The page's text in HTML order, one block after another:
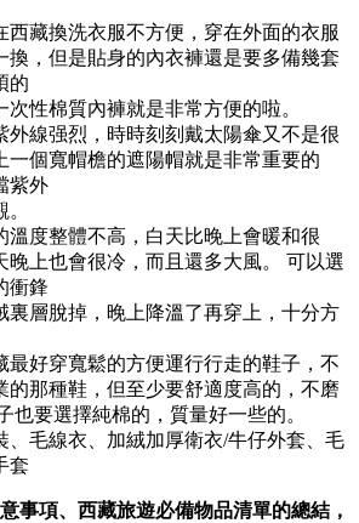
西藏換洗衣服不方便，穿在外面的衣服
換，但是貼身的內衣褲還是要多備幾套
的
次性棉質內褲就是非常方便的啦。
外線强烈，時時刻刻戴太陽傘又不是很
一個寬帽檐的遮陽帽就是非常重要的
紫外
溫度整體不高，白天比晚上會暖和很
晚上也會很冷，而且還多大風。 可以選
衝鋒
裏層脫掉，晚上降溫了再穿上，十分方
最好穿寬鬆的方便運行行走的鞋子，不
的那種鞋，但至少要舒適度高的，不磨
也要選擇純棉的，質量好一些的。
、毛線衣、加絨加厚衛衣/牛仔外套、毛
套
事項、西藏旅遊必備物品清單的總結，